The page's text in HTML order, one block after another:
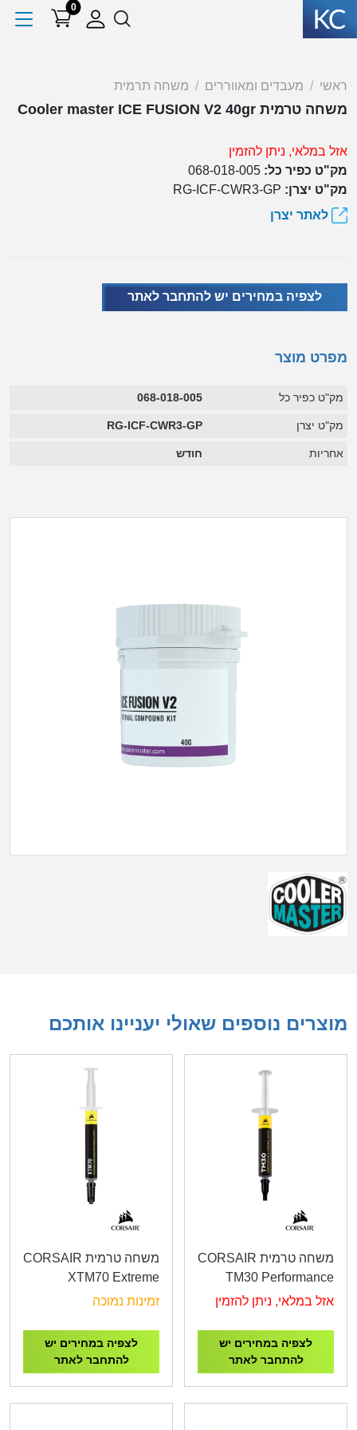
0
ראשי מעבדים ומאווררים משחה תרמית
משחה טרמית Cooler master ICE FUSION V2 40gr
אזל במלאי, ניתן להזמין
מק"ט כפיר כל: 068-018-005
מק"ט יצרן: RG-ICF-CWR3-GP
לאתר יצרן
לצפיה במחירים יש להתחבר לאתר
מפרט מוצר
מק"ט כפיר כל 068-018-005
מק"ט יצרן RG-ICF-CWR3-GP
אחריות חודש
מוצרים נוספים שאולי יעניינו אותכם
משחה טרמית CORSAIR
TM30 Performance
Thermal Paste
אזל במלאי, ניתן להזמין
לצפיה במחירים יש
להתחבר לאתר
משחה טרמית CORSAIR
XTM70 Extreme
Performance Thermal
זמינות נמוכה
לצפיה במחירים יש
להתחבר לאתר